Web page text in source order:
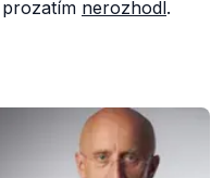
nerozhodl.